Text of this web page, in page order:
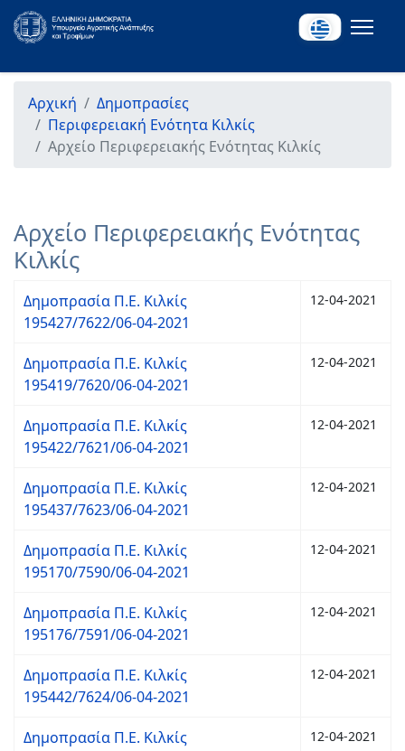
Αρχική
Δημοπρασίες
Περιφερειακή Ενότητα Κιλκίς
Αρχείο Περιφερειακής Ενότητας Κιλκίς
Αρχείο Περιφερειακής Ενότητας
Κιλκίς
Δημοπρασία Π.Ε. Κιλκίς
195427/7622/06-04-2021
12-04-2021
Δημοπρασία Π.Ε. Κιλκίς
195419/7620/06-04-2021
12-04-2021
Δημοπρασία Π.Ε. Κιλκίς
195422/7621/06-04-2021
12-04-2021
Δημοπρασία Π.Ε. Κιλκίς
195437/7623/06-04-2021
12-04-2021
Δημοπρασία Π.Ε. Κιλκίς
195170/7590/06-04-2021
12-04-2021
Δημοπρασία Π.Ε. Κιλκίς
195176/7591/06-04-2021
12-04-2021
Δημοπρασία Π.Ε. Κιλκίς
195442/7624/06-04-2021
12-04-2021
Δημοπρασία Π.Ε. Κιλκίς
12-04-2021